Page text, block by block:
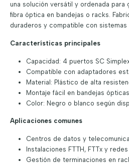
una solución versátil y ordenada
fibra óptica en bandejas o racks.
duraderos y compatible con sistemas
Características principales
Capacidad: 4 puertos SC
Compatible con adaptadores
Material: Plástico de alta
Montaje fácil en bandejas
Color: Negro o blanco según
Aplicaciones comunes
Centros de datos y
Instalaciones FTTH, FTTx y
Gestión de terminaciones en